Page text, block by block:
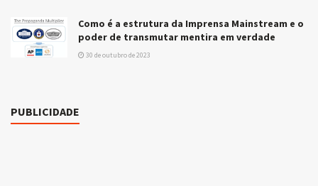
Como é a estrutura da Imprensa Mainstream e o
poder de transmutar mentira em verdade
30 de outubro de 2023
PUBLICIDADE